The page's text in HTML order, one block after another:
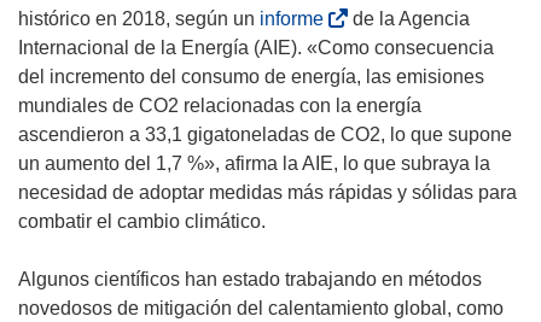
histórico en 2018, según un informe(
s
e
a
b
r
i
e
n
de la Agencia
Internacional de la Energía (AIE). «Como consecuencia
del incremento del consumo de energía, las emisiones
mundiales de CO2 relacionadas con la energía
ascendieron a 33,1 gigatoneladas de CO2, lo que supone
un aumento del 1,7 %», afirma la AIE, lo que subraya la
necesidad de adoptar medidas más rápidas y sólidas para
combatir el cambio climático.
Algunos científicos han estado trabajando en métodos
novedosos de mitigación del calentamiento global, como